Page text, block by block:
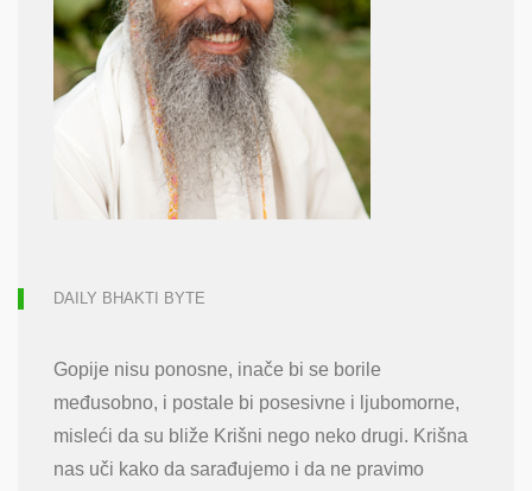
DAILY BHAKTI BYTE
Gopije nisu ponosne, inače bi se borile
međusobno, i postale bi posesivne i ljubomorne,
misleći da su bliže Krišni nego neko drugi. Krišna
nas uči kako da sarađujemo i da ne pravimo